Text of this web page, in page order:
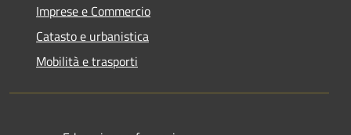
Imprese e Commercio
Catasto e urbanistica
Mobilità e trasporti